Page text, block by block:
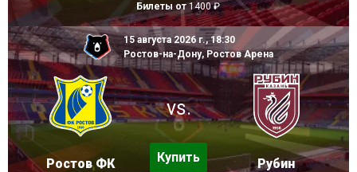
Билеты от1400 ₽
15 августа 2026 г., 18:30
Ростов-на-Дону, Ростов Арена
Ростов ФК
vs.
Купить Рубин